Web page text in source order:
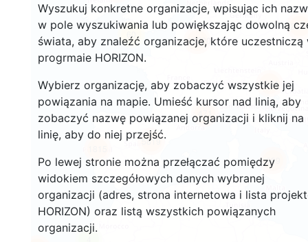
Wyszukuj konkretne organizacje, wpisując ich
w pole wyszukiwania lub powiększając dowolną
świata, aby znaleźć organizacje, które uczestniczą
progrmaie HORIZON.
Wybierz organizację, aby zobaczyć wszystkie jej
powiązania na mapie. Umieść kursor nad linią, aby
zobaczyć nazwę powiązanej organizacji i kliknij na
linię, aby do niej przejść.
Po lewej stronie można przełączać pomiędzy
widokiem szczegółowych danych wybranej
organizacji (adres, strona internetowa i lista
HORIZON) oraz listą wszystkich powiązanych
organizacji.
889
5819
60
18720
8931